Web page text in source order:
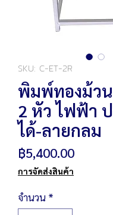
SKU: C-ET-2R
พิมพ์ทองม้วน
2 หัว ไฟฟ้า
ได้-ลายกลม
฿5,400.00ราคา
การจัดส่งสินค้า
จำนวน *